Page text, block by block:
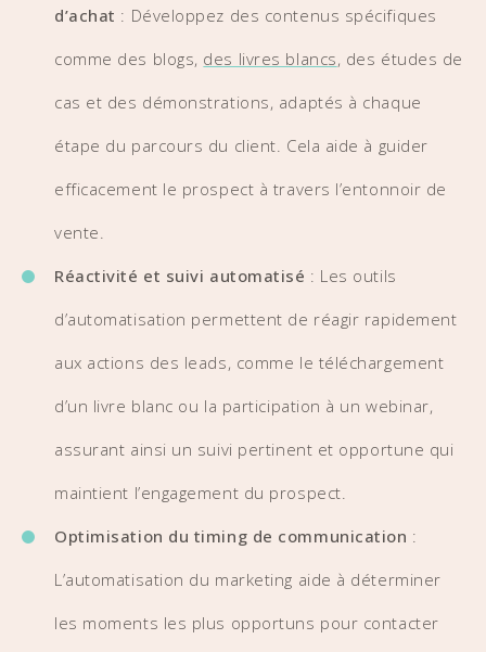
d’achat : Développez des contenus spécifiques
comme des blogs, des livres blancs, des études de
cas et des démonstrations, adaptés à chaque
étape du parcours du client. Cela aide à guider
efficacement le prospect à travers l’entonnoir de
vente.
Réactivité et suivi automatisé : Les outils
d’automatisation permettent de réagir rapidement
aux actions des leads, comme le téléchargement
d’un livre blanc ou la participation à un webinar,
assurant ainsi un suivi pertinent et opportune qui
maintient l’engagement du prospect.
Optimisation du timing de communication :
L’automatisation du marketing aide à déterminer
les moments les plus opportuns pour contacter